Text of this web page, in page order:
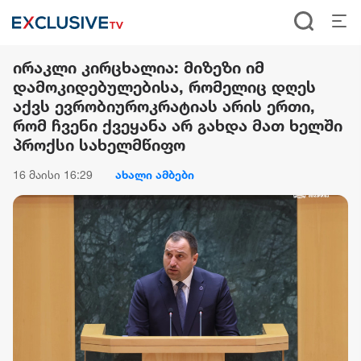
ირაკლი კირცხალია: მიზეზი იმ
დამოკიდებულებისა, რომელიც დღეს
აქვს ევრობიუროკრატიას არის ერთი,
რომ ჩვენი ქვეყანა არ გახდა მათ ხელში
პროქსი სახელმწიფო
16 მაისი 16:29 ახალი ამბები